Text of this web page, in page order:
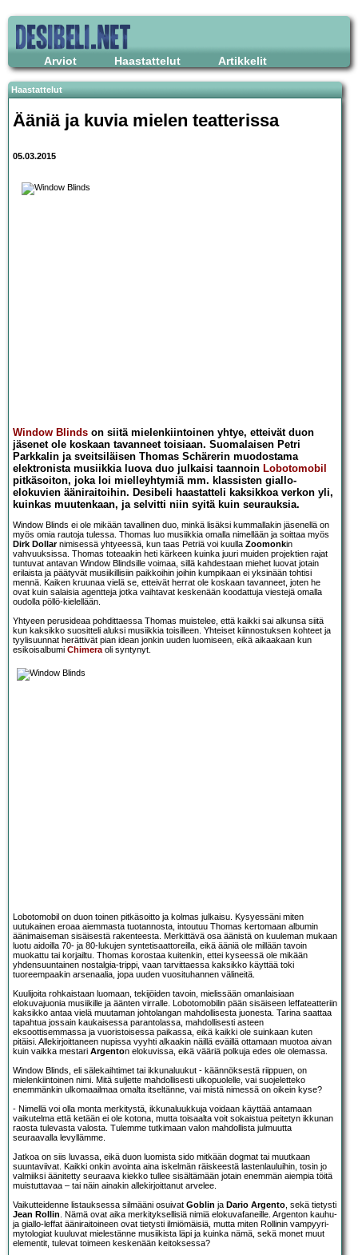
Arviot Haastattelut Artikkelit
Haastattelut
Ääniä ja kuvia mielen teatterissa
05.03.2015
Window Blinds on siitä mielenkiintoinen yhtye, etteivät duon
jäsenet ole koskaan tavanneet toisiaan. Suomalaisen Petri
Parkkalin ja sveitsiläisen Thomas Schärerin muodostama
elektronista musiikkia luova duo julkaisi taannoin Lobotomobil
pitkäsoiton, joka loi mielleyhtymiä mm. klassisten giallo-
elokuvien ääniraitoihin. Desibeli haastatteli kaksikkoa verkon yli,
kuinkas muutenkaan, ja selvitti niin syitä kuin seurauksia.
Window Blinds ei ole mikään tavallinen duo, minkä lisäksi kummallakin jäsenellä on
myös omia rautoja tulessa. Thomas luo musiikkia omalla nimellään ja soittaa myös
Dirk Dollarnimisessä yhtyeessä, kun taas Petriä voi kuulla Zoomonkin
vahvuuksissa. Thomas toteaakin heti kärkeen kuinka juuri muiden projektien rajat
tuntuvat antavan Window Blindsille voimaa, sillä kahdestaan miehet luovat jotain
erilaista ja päätyvät musiikillisiin paikkoihin joihin kumpikaan ei yksinään tohtisi
mennä. Kaiken kruunaa vielä se, etteivät herrat ole koskaan tavanneet, joten he
ovat kuin salaisia agentteja jotka vaihtavat keskenään koodattuja viestejä omalla
oudolla pöllö-kielellään.
Yhtyeen perusideaa pohdittaessa Thomas muistelee, että kaikki sai alkunsa siitä
kun kaksikko suositteli aluksi musiikkia toisilleen. Yhteiset kiinnostuksen kohteet ja
tyylisuunnat herättivät pian idean jonkin uuden luomiseen, eikä aikaakaan kun
esikoisalbumi Chimeraoli syntynyt.
Lobotomobil on duon toinen pitkäsoitto ja kolmas julkaisu. Kysyessäni miten
uutukainen eroaa aiemmasta tuotannosta, intoutuu Thomas kertomaan albumin
äänimaiseman sisäisestä rakenteesta. Merkittävä osa äänistä on kuuleman mukaan
luotu aidoilla 70- ja 80-lukujen syntetisaattoreilla, eikä ääniä ole millään tavoin
muokattu tai korjailtu. Thomas korostaa kuitenkin, ettei kyseessä ole mikään
yhdensuuntainen nostalgia-trippi, vaan tarvittaessa kaksikko käyttää toki
tuoreempaakin arsenaalia, jopa uuden vuosituhannen välineitä.
Kuulijoita rohkaistaan luomaan, tekijöiden tavoin, mielissään omanlaisiaan
elokuvajuonia musiikille ja äänten virralle. Lobotomobilin pään sisäiseen leffateatteriin
kaksikko antaa vielä muutaman johtolangan mahdollisesta juonesta. Tarina saattaa
tapahtua jossain kaukaisessa parantolassa, mahdollisesti asteen
eksoottisemmassa ja vuoristoisessa paikassa, eikä kaikki ole suinkaan kuten
pitäisi. Allekirjoittaneen nupissa vyyhti alkaakin näillä eväillä ottamaan muotoa aivan
kuin vaikka mestari Argenton elokuvissa, eikä vääriä polkuja edes ole olemassa.
Window Blinds, eli sälekaihtimet tai ikkunaluukut - käännöksestä riippuen, on
mielenkiintoinen nimi. Mitä suljette mahdollisesti ulkopuolelle, vai suojeletteko
enemmänkin ulkomaailmaa omalta itseltänne, vai mistä nimessä on oikein kyse?
- Nimellä voi olla monta merkitystä, ikkunaluukkuja voidaan käyttää antamaan
vaikutelma että ketään ei ole kotona, mutta toisaalta voit sokaistua peitetyn ikkunan
raosta tulevasta valosta. Tulemme tutkimaan valon mahdollista julmuutta
seuraavalla levyllämme.
Jatkoa on siis luvassa, eikä duon luomista sido mitkään dogmat tai muutkaan
suuntaviivat. Kaikki onkin avointa aina iskelmän räiskeestä lastenlauluihin, tosin jo
valmiiksi äänitetty seuraava kiekko tullee sisältämään jotain enemmän aiempia töitä
muistuttavaa – tai näin ainakin allekirjoittanut arvelee.
Vaikutteidenne listauksessa silmääni osuivat Goblin ja Dario Argento, sekä tietysti
Jean Rollin. Nämä ovat aika merkityksellisiä nimiä elokuvafaneille. Argenton kauhu-
ja giallo-leffat ääniraitoineen ovat tietysti ilmiömäisiä, mutta miten Rollinin vampyyri-
mytologiat kuuluvat mielestänne musiikista läpi ja kuinka nämä, sekä monet muut
elementit, tulevat toimeen keskenään keitoksessa?